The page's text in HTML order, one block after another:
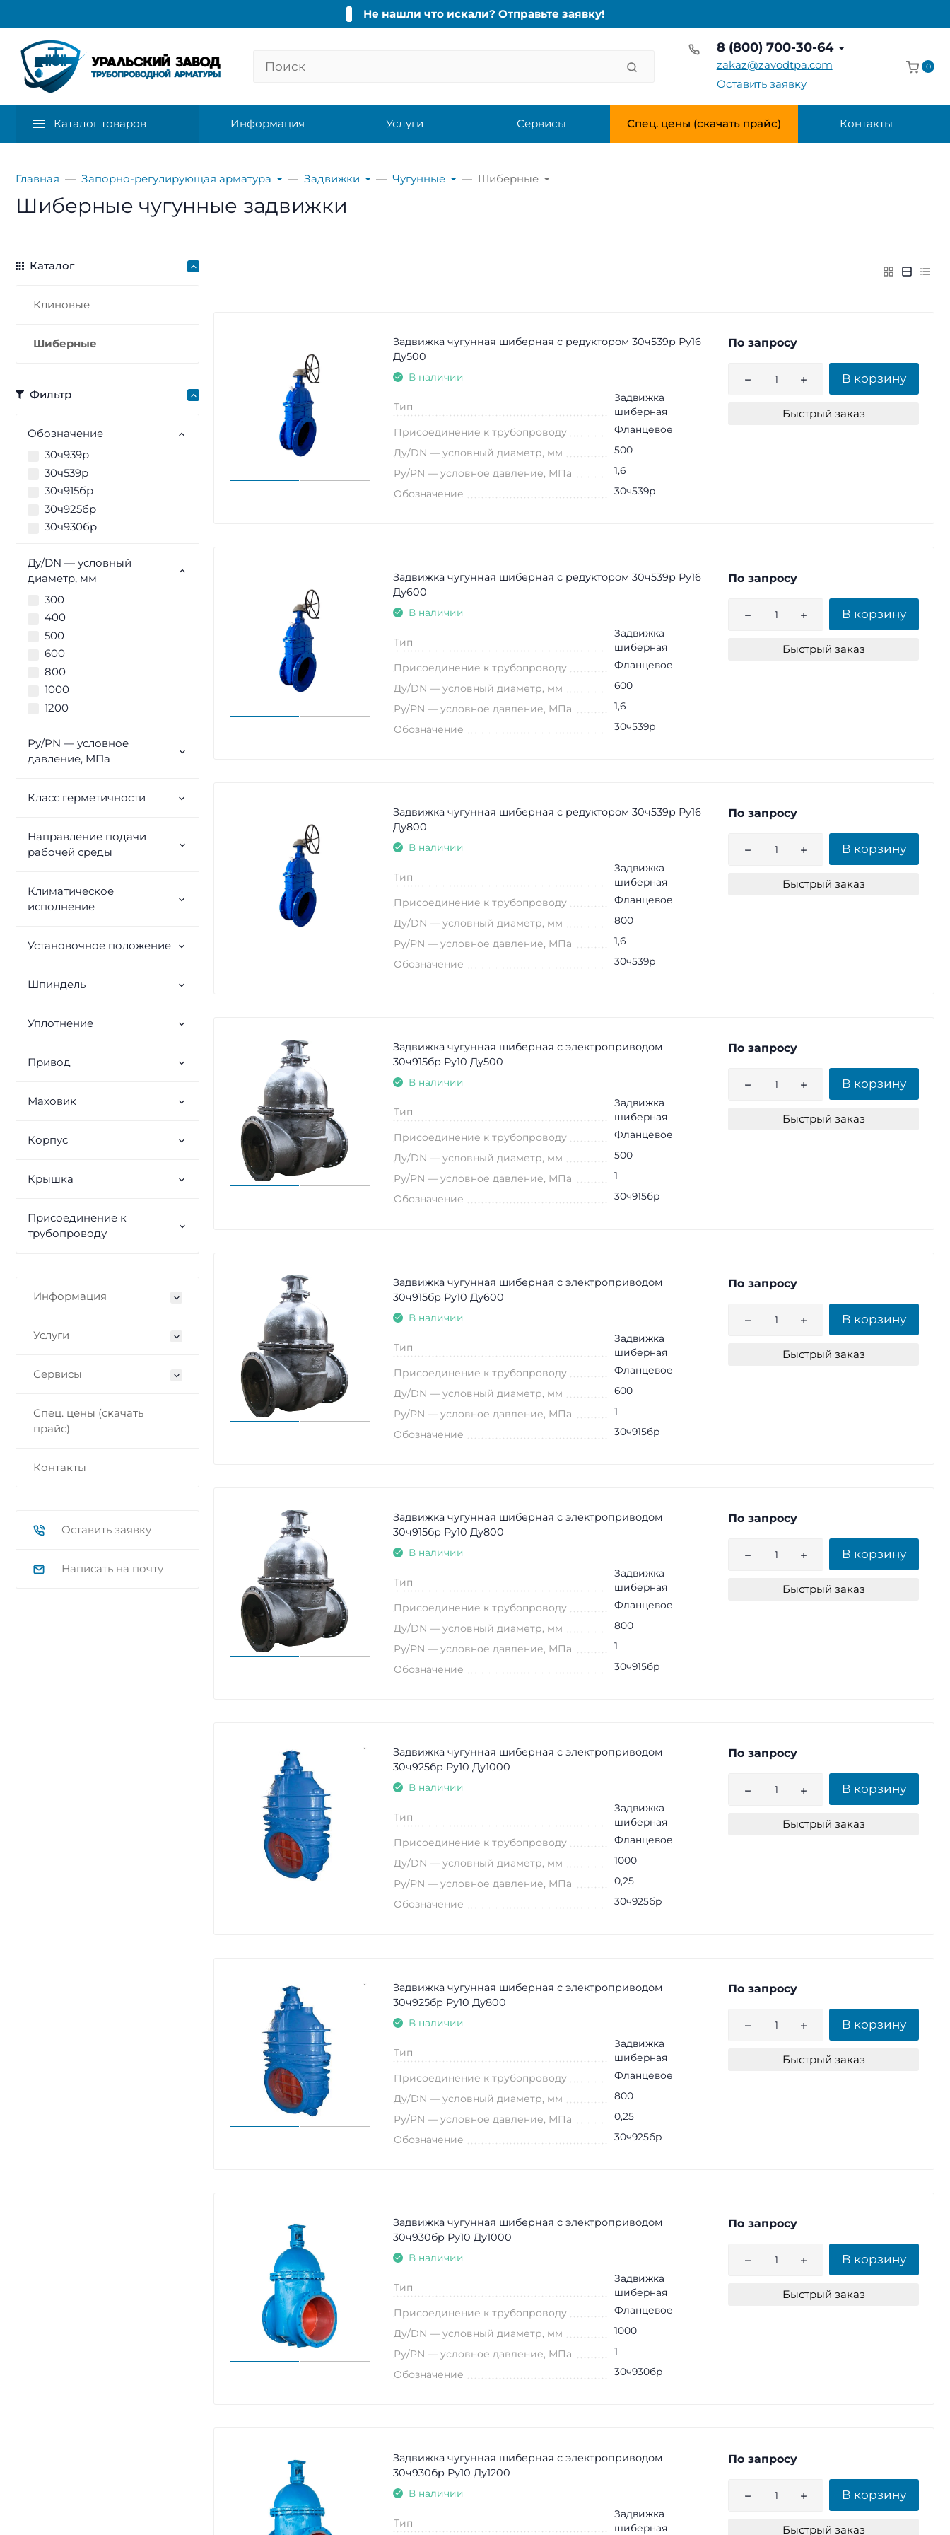
Не нашли что искали? Отправьте заявку!
8 (800) 700-30-64
zakaz@zavodtpa.com
Оставить заявку
0
Каталог товаров Информация Услуги Сервисы Спец. цены (скачать прайс) Контакты
Главная Запорно-регулирующая арматура Задвижки Чугунные Шиберные
Шиберные чугунные задвижки
Каталог
Клиновые
Шиберные
Фильтр
Обозначение
30ч939р
30ч539р
30ч915бр
30ч925бр
30ч930бр
Ду/DN — условный
диаметр, мм
300
400
500
600
800
1000
1200
Ру/PN — условное
давление, МПа
Класс герметичности
Направление подачи
рабочей среды
Климатическое
исполнение
Установочное положение
Шпиндель
Уплотнение
Привод
Маховик
Корпус
Крышка
Присоединение к
трубопроводу
Информация
Услуги
Сервисы
Спец. цены (скачать
прайс)
Контакты
Оставить заявку
Написать на почту
Задвижка чугунная шиберная с редуктором 30ч539р Ру16
Ду500
В наличии
Тип
Задвижка
шиберная
Присоединение к трубопроводу Фланцевое
Ду/DN — условный диаметр, мм 500
Ру/PN — условное давление, МПа 1,6
Обозначение 30ч539р
По запросу
В корзину
Быстрый заказ
Задвижка чугунная шиберная с редуктором 30ч539р Ру16
Ду600
В наличии
Тип
Задвижка
шиберная
Присоединение к трубопроводу Фланцевое
Ду/DN — условный диаметр, мм 600
Ру/PN — условное давление, МПа 1,6
Обозначение 30ч539р
По запросу
В корзину
Быстрый заказ
Задвижка чугунная шиберная с редуктором 30ч539р Ру16
Ду800
В наличии
Тип
Задвижка
шиберная
Присоединение к трубопроводу Фланцевое
Ду/DN — условный диаметр, мм 800
Ру/PN — условное давление, МПа 1,6
Обозначение 30ч539р
По запросу
В корзину
Быстрый заказ
Задвижка чугунная шиберная с электроприводом
30ч915бр Ру10 Ду500
В наличии
Тип
Задвижка
шиберная
Присоединение к трубопроводу Фланцевое
Ду/DN — условный диаметр, мм 500
Ру/PN — условное давление, МПа 1
Обозначение 30ч915бр
По запросу
В корзину
Быстрый заказ
Задвижка чугунная шиберная с электроприводом
30ч915бр Ру10 Ду600
В наличии
Тип
Задвижка
шиберная
Присоединение к трубопроводу Фланцевое
Ду/DN — условный диаметр, мм 600
Ру/PN — условное давление, МПа 1
Обозначение 30ч915бр
По запросу
В корзину
Быстрый заказ
Задвижка чугунная шиберная с электроприводом
30ч915бр Ру10 Ду800
В наличии
Тип
Задвижка
шиберная
Присоединение к трубопроводу Фланцевое
Ду/DN — условный диаметр, мм 800
Ру/PN — условное давление, МПа 1
Обозначение 30ч915бр
По запросу
В корзину
Быстрый заказ
Задвижка чугунная шиберная с электроприводом
30ч925бр Ру10 Ду1000
В наличии
Тип
Задвижка
шиберная
Присоединение к трубопроводу Фланцевое
Ду/DN — условный диаметр, мм 1000
Ру/PN — условное давление, МПа 0,25
Обозначение 30ч925бр
По запросу
В корзину
Быстрый заказ
Задвижка чугунная шиберная с электроприводом
30ч925бр Ру10 Ду800
В наличии
Тип
Задвижка
шиберная
Присоединение к трубопроводу Фланцевое
Ду/DN — условный диаметр, мм 800
Ру/PN — условное давление, МПа 0,25
Обозначение 30ч925бр
По запросу
В корзину
Быстрый заказ
Задвижка чугунная шиберная с электроприводом
30ч930бр Ру10 Ду1000
В наличии
Тип
Задвижка
шиберная
Присоединение к трубопроводу Фланцевое
Ду/DN — условный диаметр, мм 1000
Ру/PN — условное давление, МПа 1
Обозначение 30ч930бр
По запросу
В корзину
Быстрый заказ
Задвижка чугунная шиберная с электроприводом
30ч930бр Ру10 Ду1200
В наличии
Тип
Задвижка
шиберная
По запросу
В корзину
Быстрый заказ